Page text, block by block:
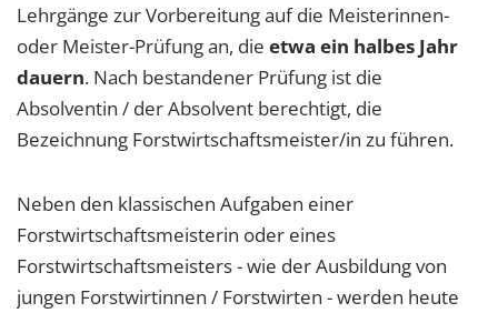
Lehrgänge zur Vorbereitung auf die Meisterinnen-
oder Meister-Prüfung an, die etwa ein halbes Jahr
dauern. Nach bestandener Prüfung ist die
Absolventin / der Absolvent berechtigt, die
Bezeichnung Forstwirtschaftsmeister/in zu führen.
Neben den klassischen Aufgaben einer
Forstwirtschaftsmeisterin oder eines
Forstwirtschaftsmeisters - wie der Ausbildung von
jungen Forstwirtinnen / Forstwirten - werden heute